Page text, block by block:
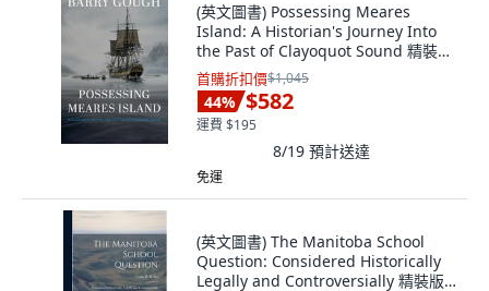
(英文圖書) Possessing Meares
Island: A Historian's Journey Into
the Past of Clayoquot Sound 精裝
版, Harbour Publishing, 英文
首購折扣價$1,045
44% $582
運費 $195
8/19 預計送達
免運
(英文圖書) The Manitoba School
Question: Considered Historically
Legally and Controversially 精裝版,